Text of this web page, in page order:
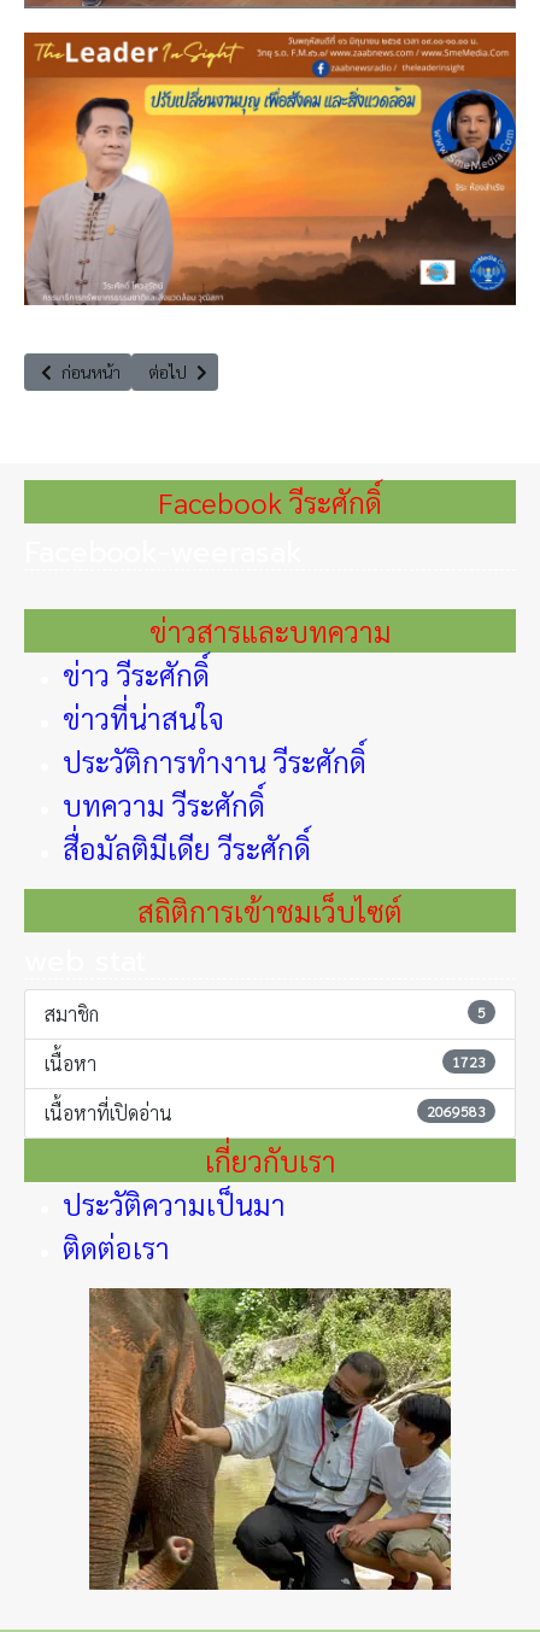
เนื้อหาก่อนหน้า: การเปลี่ยนแปลงสภาพภูมิอากาศ : ยุทธศาสตร์ของไทยและ
ก่อนหน้า เนื้อหาถัดไป: วีระศักดิ์ โควสุรัตน์ : เศรษฐกิจสร้างสรรค์ในเมื
ต่อไป
Facebook วีระศักดิ์
ข่าวสารและบทความ
ข่าว วีระศักดิ์
ข่าวที่น่าสนใจ
ประวัติการทำงาน วีระศักดิ์
บทความ วีระศักดิ์
สื่อมัลติมีเดีย วีระศักดิ์
สถิติการเข้าชมเว็บไซต์
สมาชิก 5
เนื้อหา 1723
เนื้อหาที่เปิดอ่าน 2069583
เกี่ยวกับเรา
ประวัติความเป็นมา
ติดต่อเรา